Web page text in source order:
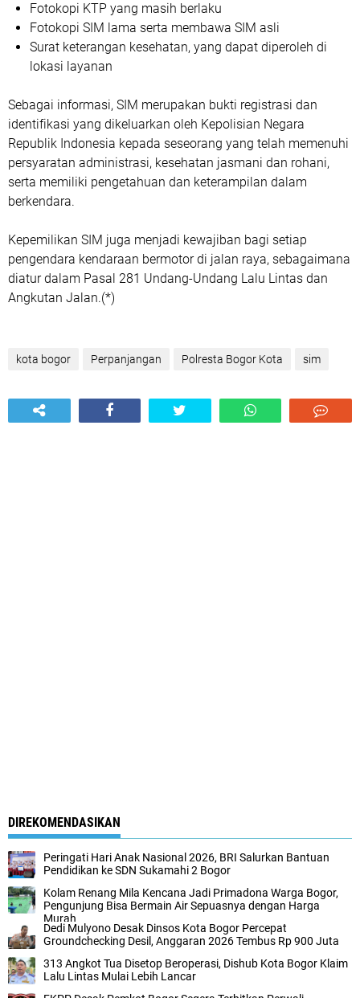
Fotokopi KTP yang masih berlaku
Fotokopi SIM lama serta membawa SIM asli
Surat keterangan kesehatan, yang dapat diperoleh di
lokasi layanan
Sebagai informasi, SIM merupakan bukti registrasi dan
identifikasi yang dikeluarkan oleh Kepolisian Negara
Republik Indonesia kepada seseorang yang telah memenuhi
persyaratan administrasi, kesehatan jasmani dan rohani,
serta memiliki pengetahuan dan keterampilan dalam
berkendara.
Kepemilikan SIM juga menjadi kewajiban bagi setiap
pengendara kendaraan bermotor di jalan raya, sebagaimana
diatur dalam Pasal 281 Undang-Undang Lalu Lintas dan
Angkutan Jalan.(*)
kota bogor Perpanjangan Polresta Bogor Kota sim
DIREKOMENDASIKAN
Peringati Hari Anak Nasional 2026, BRI Salurkan Bantuan
Pendidikan ke SDN Sukamahi 2 Bogor
Kolam Renang Mila Kencana Jadi Primadona Warga Bogor,
Pengunjung Bisa Bermain Air Sepuasnya dengan Harga
Murah
Dedi Mulyono Desak Dinsos Kota Bogor Percepat
Groundchecking Desil, Anggaran 2026 Tembus Rp 900 Juta
313 Angkot Tua Disetop Beroperasi, Dishub Kota Bogor Klaim
Lalu Lintas Mulai Lebih Lancar